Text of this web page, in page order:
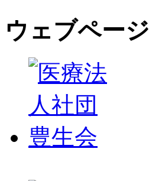
ウェブページ